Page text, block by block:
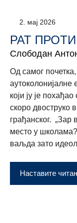
2. мај 2026
РАТ
Слободан
Од самог
аутоколонијалне
који ју је
скоро двоструко
грађанског. „Зар
место у
ваљда зато
Наставите